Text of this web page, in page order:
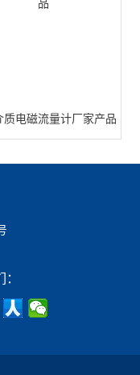
质电磁流量计厂家产品